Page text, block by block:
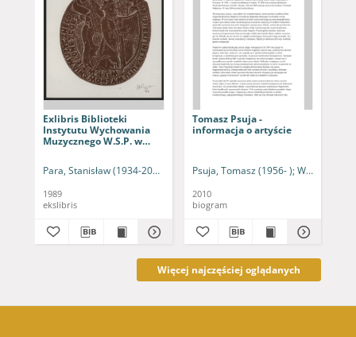
Exlibris Biblioteki
Instytutu Wychowania
Muzycznego W.S.P. w
Para, Stanisław (1934-2010)
1989
ekslibris
Tomasz Psuja -
informacja o artyście
Psuja, Tomasz (1956- ) Wallis,
2010
biogram
Więcej najczęściej oglądanych